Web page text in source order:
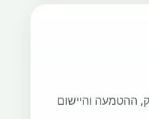
ההטמעה והיישום